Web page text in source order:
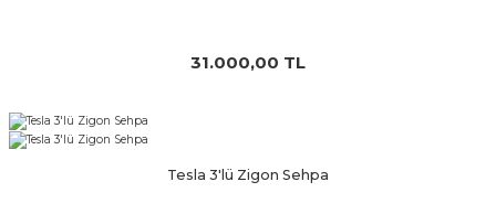
31.000,00 TL
Tesla 3'lü Zigon Sehpa